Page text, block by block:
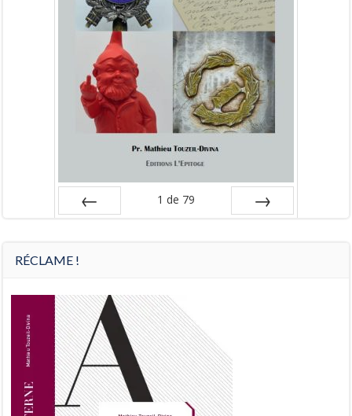
1 de 79
RÉCLAME !